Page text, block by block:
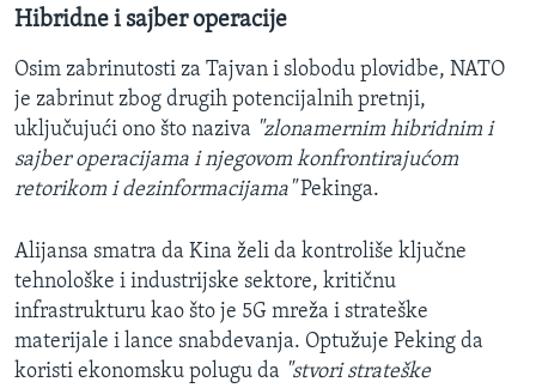
Hibridne i sajber operacije
Osim zabrinutosti za Tajvan i slobodu plovidbe, NATO
je zabrinut zbog drugih potencijalnih pretnji,
uključujući ono što naziva "zlonamernim hibridnim i
sajber operacijama i njegovom konfrontirajućom
retorikom i dezinformacijama"Pekinga.
Alijansa smatra da Kina želi da kontroliše ključne
tehnološke i industrijske sektore, kritičnu
infrastrukturu kao što je 5G mreža i strateške
materijale i lance snabdevanja. Optužuje Peking da
koristi ekonomsku polugu da "stvori strateške